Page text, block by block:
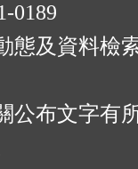
0189
態及資料檢
公布文字有